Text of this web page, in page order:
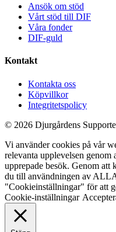
Ansök om stöd
Vårt stöd till DIF
Våra fonder
DIF-guld
Kontakt
Kontakta oss
Köpvillkor
Integritetspolicy
© 2026 Djurgårdens
Vi använder cookies på vår
relevanta upplevelsen genom
upprepade besök. Genom
du till användningen av
"Cookieinställningar" för att
Cookie-inställningar